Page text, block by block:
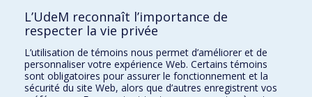
BESOIN D'AIDE?
Plan du site
Signaler une erreur
Accessibilité
L’UdeM reconnaît l’importance de
respecter la vie privée
L’utilisation de témoins nous permet d’améliorer et de
personnaliser votre expérience Web. Certains témoins
sont obligatoires pour assurer le fonctionnement et la
sécurité du site Web, alors que d’autres enregistrent vos